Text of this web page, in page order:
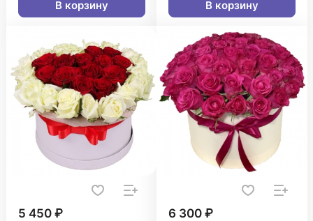
В корзину В корзину
5 450 ₽ 6 300 ₽